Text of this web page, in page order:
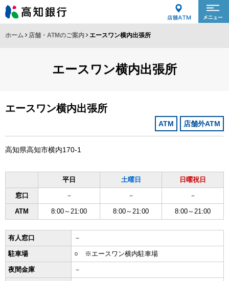
ホーム 店舗・ATMのご案内 エースワン横内出張所
エースワン横内出張所
エースワン横内出張所
ATM 店舗外ATM
高知県高知市横内170-1
平日 土曜日 日曜祝日
窓口 － － －
ATM 8:00～21:00 8:00～21:00 8:00～21:00
有人窓口 －
駐車場 ○ ※エースワン横内駐車場
夜間金庫 －